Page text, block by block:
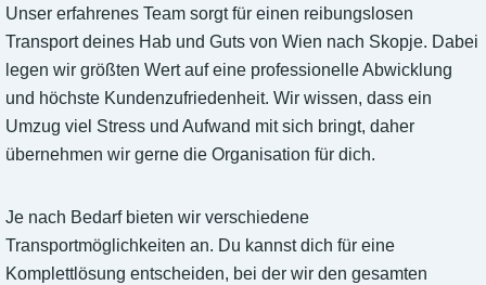
Unser erfahrenes Team sorgt für einen reibungslosen
Transport deines Hab und Guts von Wien nach Skopje. Dabei
legen wir größten Wert auf eine professionelle Abwicklung
und höchste Kundenzufriedenheit. Wir wissen, dass ein
Umzug viel Stress und Aufwand mit sich bringt, daher
übernehmen wir gerne die Organisation für dich.
Je nach Bedarf bieten wir verschiedene
Transportmöglichkeiten an. Du kannst dich für eine
Komplettlösung entscheiden, bei der wir den gesamten